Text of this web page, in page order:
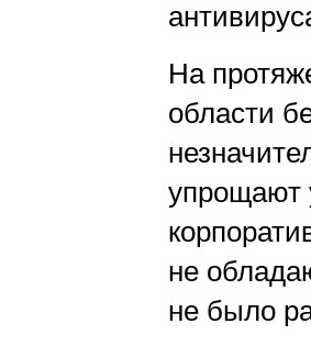
На
области
упрощают
не
не было